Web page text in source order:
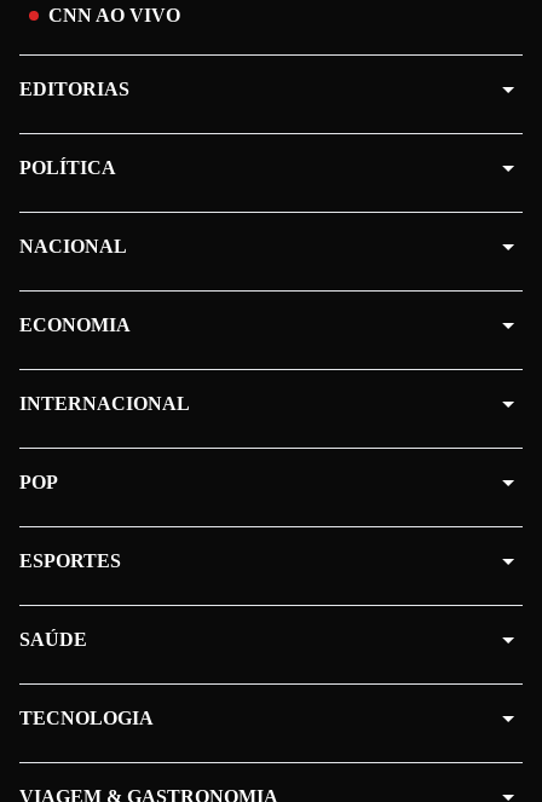
CNN AO VIVO
EDITORIAS
POLÍTICA
NACIONAL
ECONOMIA
INTERNACIONAL
POP
ESPORTES
SAÚDE
TECNOLOGIA
VIAGEM & GASTRONOMIA